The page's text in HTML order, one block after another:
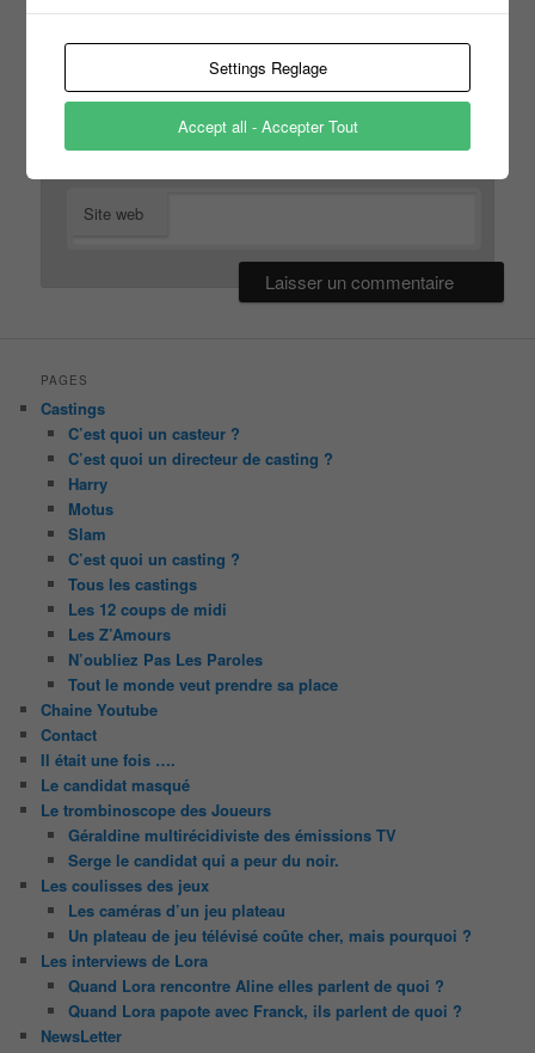
E-mail *
Site web
PAGES
Castings
C’est quoi un casteur ?
C’est quoi un directeur de casting ?
Harry
Motus
Slam
C’est quoi un casting ?
Tous les castings
Les 12 coups de midi
Les Z’Amours
N’oubliez Pas Les Paroles
Tout le monde veut prendre sa place
Chaine Youtube
Contact
Il était une fois ….
Le candidat masqué
Le trombinoscope des Joueurs
Géraldine multirécidiviste des émissions TV
Serge le candidat qui a peur du noir.
Les coulisses des jeux
Les caméras d’un jeu plateau
Un plateau de jeu télévisé coûte cher, mais pourquoi ?
Les interviews de Lora
Quand Lora rencontre Aline elles parlent de quoi ?
Quand Lora papote avec Franck, ils parlent de quoi ?
NewsLetter
Settings Reglage
Accept all - Accepter Tout